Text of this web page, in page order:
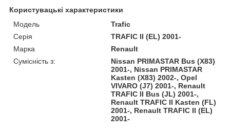
Користувацькі характеристики
Модель
Trafic
Серія
TRAFIC II (EL) 2001-
Марка
Renault
Сумісність з:
Nissan PRIMASTAR Bus (X83)
2001-, Nissan PRIMASTAR
Kasten (X83) 2002-, Opel
VIVARO (J7) 2001-, Renault
TRAFIC II Bus (JL) 2001-,
Renault TRAFIC II Kasten (FL)
2001-, Renault TRAFIC II (EL)
2001-